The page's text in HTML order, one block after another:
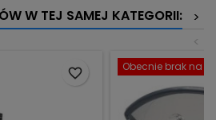
W TEJ SAMEJ KATEGORII:
>
<
favorite_border Obecnie brak na